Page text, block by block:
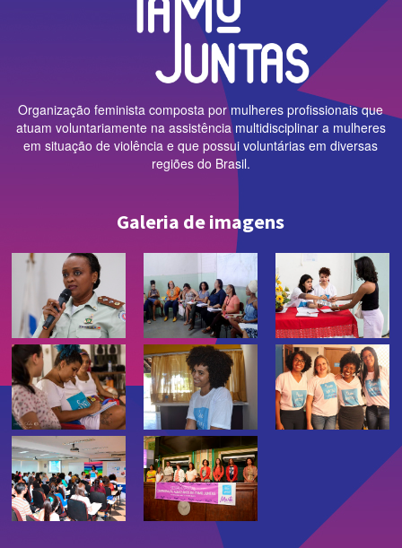
Organização feminista composta por mulheres profissionais que
atuam voluntariamente na assistência multidisciplinar a mulheres
em situação de violência e que possui voluntárias em diversas
regiões do Brasil.
Galeria de imagens